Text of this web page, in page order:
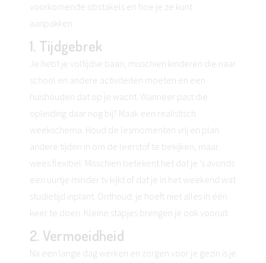
voorkomende obstakels en hoe je ze kunt
aanpakken:
1. Tijdgebrek
Je hebt je voltijdse baan, misschien kinderen die naar
school en andere activiteiten moeten en een
huishouden dat op je wacht. Wanneer past die
opleiding daar nog bij? Maak een realistisch
weekschema. Houd de lesmomenten vrij en plan
andere tijden in om de leerstof te bekijken, maar
wees flexibel. Misschien betekent het dat je ’s avonds
een uurtje minder tv kijkt of dat je in het weekend wat
studietijd inplant. Onthoud: je hoeft niet alles in één
keer te doen. Kleine stapjes brengen je ook vooruit.
2. Vermoeidheid
Na een lange dag werken en zorgen voor je gezin is je